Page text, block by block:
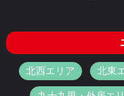
北西エリア 北東